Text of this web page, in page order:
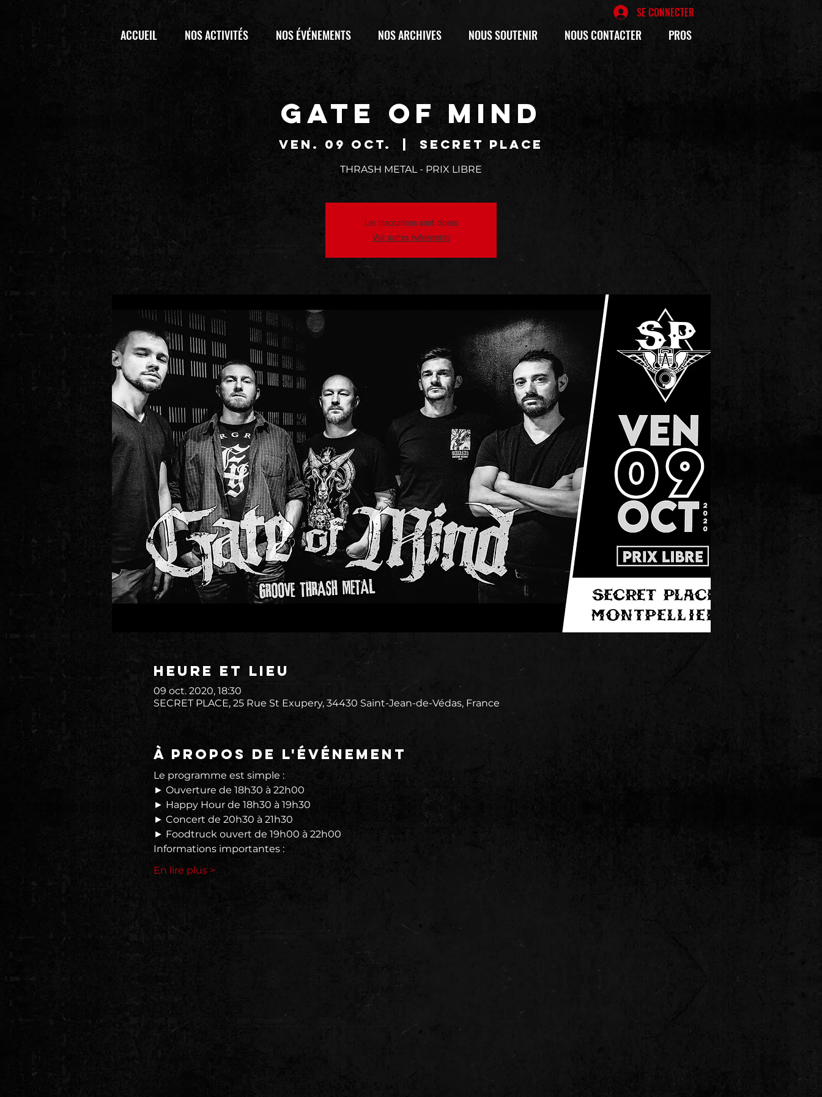
SE CONNECTER
ACCUEIL NOS ACTIVITÉS NOS ÉVÉNEMENTS NOS ARCHIVES NOUS SOUTENIR NOUS CONTACTER PROS
GATE OF MIND
ven. 09 oct. SECRET PLACE
THRASH METAL - PRIX LIBRE
Les inscriptions sont closes
Voir autres événements
Heure et lieu
09 oct. 2020, 18:30
SECRET PLACE, 25 Rue St Exupery, 34430 Saint-Jean-de-Védas, France
À propos de l'événement
Le programme est simple :
► Ouverture de 18h30 à 22h00
► Happy Hour de 18h30 à 19h30
► Concert de 20h30 à 21h30
► Foodtruck ouvert de 19h00 à 22h00
Informations importantes :
En lire plus >